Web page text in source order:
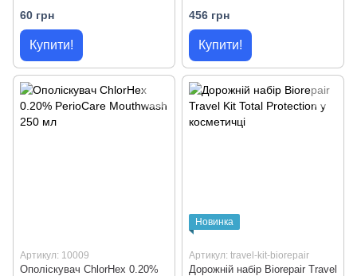
60 грн
Купити!
456 грн
Купити!
Артикул: 10009
Ополіскувач ChlorHex 0.20%
Новинка
Артикул: travel-kit-biorepair
Дорожній набір Biorepair Travel